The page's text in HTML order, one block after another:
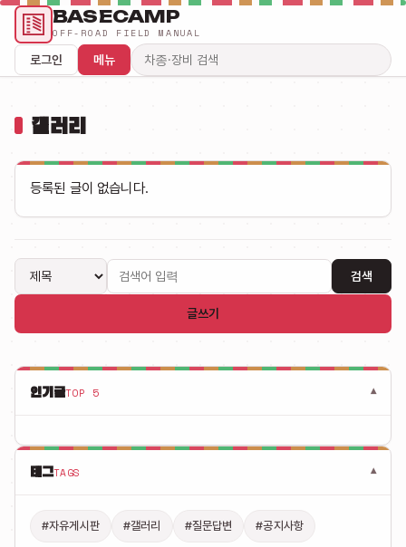
BASECAMP
OFF-ROAD FIELD MANUAL
검색어
로그인 메뉴
갤러리
등록된 글이 없습니다.
검색
글쓰기
인기글TOP 5 ▾
태그TAGS ▾
#자유게시판 #갤러리 #질문답변 #공지사항